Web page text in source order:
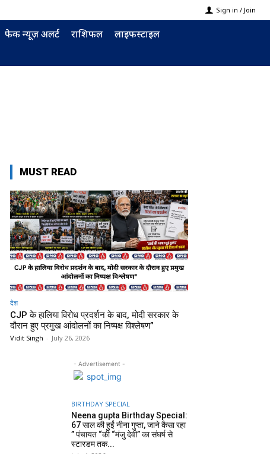
Sign in / Join
फेक न्यूज़ अलर्ट राशिफल लाइफस्टाइल
MUST READ
देश
CJP के हालिया विरोध प्रदर्शन के बाद, मोदी सरकार के
दौरान हुए प्रमुख आंदोलनों का निष्पक्ष विश्लेषण”
Vidit Singh - July 26, 2026
- Advertisement -
BIRTHDAY SPECIAL
Neena gupta Birthday Special:
67 साल की हुईं नीना गुप्ता, जाने कैसा रहा
” पंचायत “की “मंजु देवी” का संघर्ष से
स्टारडम तक...